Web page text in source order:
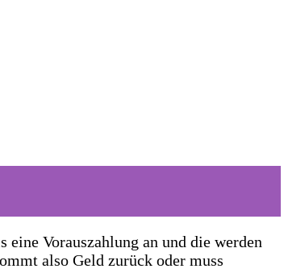
Vorauszahlung an und die werden
also Geld zurück oder muss